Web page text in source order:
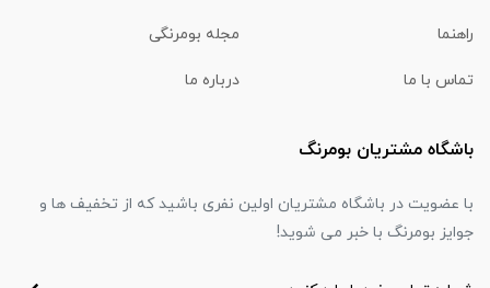
راهنما مجله بومرنگی
تماس با ما درباره ما
باشگاه مشتریان بومرنگ
با عضویت در باشگاه مشتریان اولین نفری باشید که از تخفیف ها و
جوایز بومرنگ با خبر می شوید!